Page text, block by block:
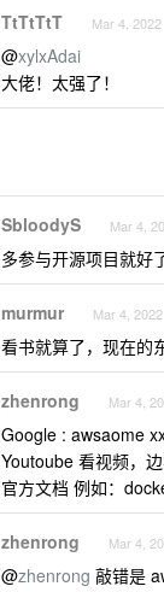
TtTtTtT Mar 4, 2022
@xylxAdai
大佬！太强了！
SbloodyS Mar 4,
多参与开源项目就好
murmur Mar 4, 2022
看书就算了，现在的
zhenrong Mar 4,
Google : awsaome
Youtoube 看视频，
官方文档 例如：
zhenrong Mar 4,
@zhenrong 敲错是